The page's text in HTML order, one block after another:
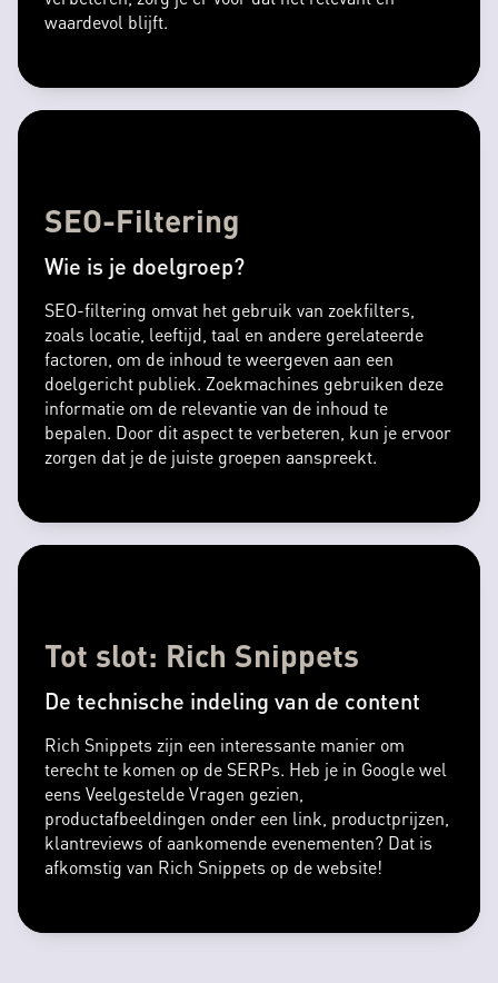
waardevol blijft.
SEO-Filtering
Wie is je doelgroep?
SEO-filtering omvat het gebruik van zoekfilters,
zoals locatie, leeftijd, taal en andere gerelateerde
factoren, om de inhoud te weergeven aan een
doelgericht publiek. Zoekmachines gebruiken deze
informatie om de relevantie van de inhoud te
bepalen. Door dit aspect te verbeteren, kun je ervoor
zorgen dat je de juiste groepen aanspreekt.
Tot slot: Rich Snippets
De technische indeling van de content
Rich Snippets zijn een interessante manier om
terecht te komen op de SERPs. Heb je in Google wel
eens Veelgestelde Vragen gezien,
productafbeeldingen onder een link, productprijzen,
klantreviews of aankomende evenementen? Dat is
afkomstig van Rich Snippets op de website!